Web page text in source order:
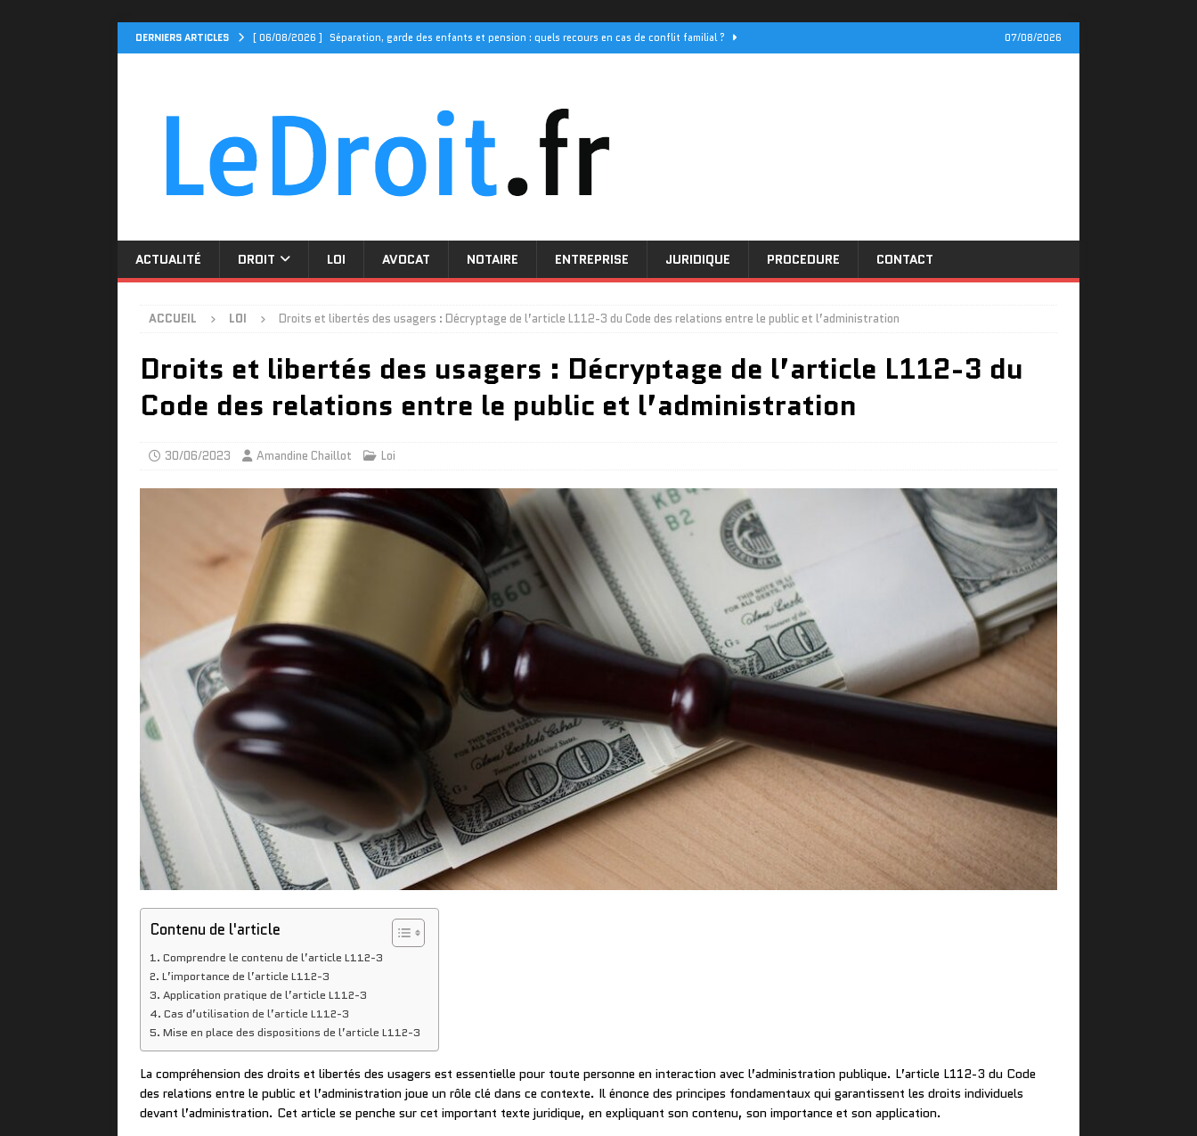
DERNIERS ARTICLES [ 06/08/2026 ] Séparation, garde des enfants et pension : quels recours en cas de conflit familial ?
[ 31/07/2026 ] Le Cidff 94 et ses initiatives pour les droits des femmes
[ 27/07/2026 ] Tarif assurance décès : quel prix pour une couverture optimale
[ 06/08/2026 ] Divorce par consentement mutuel : comprendre la procédure simplifiée
07/08/2026
ACTUALITÉ DROIT LOI AVOCAT NOTAIRE ENTREPRISE JURIDIQUE PROCEDURE CONTACT
ACCUEIL LOI Droits et libertés des usagers : Décryptage de l’article L112-3 du Code des relations entre le public et l’administration
Droits et libertés des usagers : Décryptage de l’article L112-3 du
Code des relations entre le public et l’administration
30/06/2023 Amandine Chaillot Loi
Contenu de l'article
Comprendre le contenu de l’article L112-3
L’importance de l’article L112-3
Application pratique de l’article L112-3
Cas d’utilisation de l’article L112-3
Mise en place des dispositions de l’article L112-3
La compréhension des droits et libertés des usagers est essentielle pour toute personne en interaction avec l’administration publique. L’article L112-3 du Code
des relations entre le public et l’administration joue un rôle clé dans ce contexte. Il énonce des principes fondamentaux qui garantissent les droits individuels
devant l’administration. Cet article se penche sur cet important texte juridique, en expliquant son contenu, son importance et son application.